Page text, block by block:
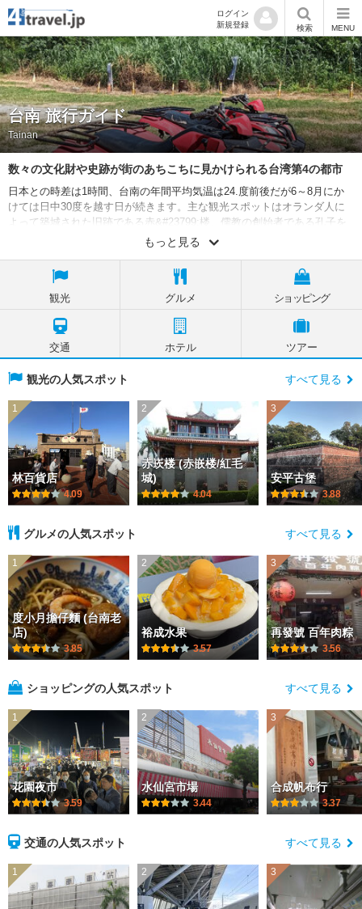
ログイン
新規登録
検索 MENU
台南 旅行ガイド
Tainan
数々の文化財や史跡が街のあちこちに見かけられる台湾第4の都市
日本との時差は1時間、台南の年間平均気温は24.度前後だが6～8月にか
けては日中30度を越す日が続きます。主な観光スポットはオランダ人に
よって築城された旧跡である赤&#23799;楼、儒教の創始者である孔子を
祀っている孔子廟など。また台湾グルメ発祥の地といわれる「台南」は
もっと見る
観光 グルメ ショッピング
交通 ホテル ツアー
観光の人気スポット すべて見る
1
林百貨店
4.09
2
赤崁楼 (赤嵌楼/紅毛
城)
4.04
3
安平古堡
3.88
グルメの人気スポット すべて見る
1
度小月擔仔麵 (台南老
店)
3.85
2
裕成水果
3.57
3
再發號 百年肉粽
3.56
ショッピングの人気スポット すべて見る
1
花園夜市
3.59
2
水仙宮市場
3.44
3
合成帆布行
3.37
交通の人気スポット すべて見る
1 2 3